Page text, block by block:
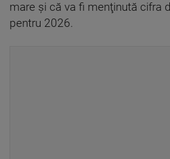
mare şi că va fi menţinută cifra
pentru 2026.